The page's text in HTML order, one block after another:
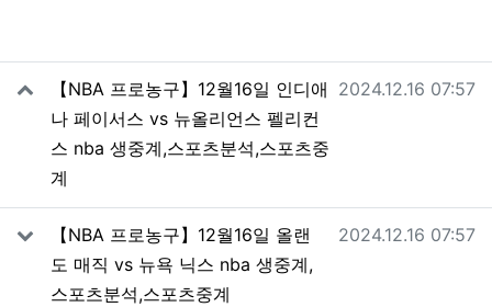
관련자료【NBA 프로농구】12월16일 인디애
나 페이서스 vs 뉴올리언스 펠리컨
스 nba 생중계,스포츠분석,스포츠중
계
작성일
2024.12.16 07:57
【NBA 프로농구】12월16일 올랜
도 매직 vs 뉴욕 닉스 nba 생중계,
스포츠분석,스포츠중계
작성일
2024.12.16 07:57